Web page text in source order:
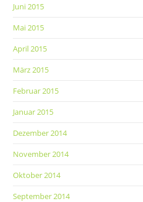
Juni 2015
Mai 2015
April 2015
März 2015
Februar 2015
Januar 2015
Dezember 2014
November 2014
Oktober 2014
September 2014